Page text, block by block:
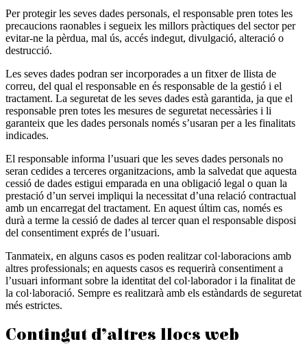
Per protegir les seves dades personals, el responsable pren totes les
precaucions raonables i segueix les millors pràctiques del sector per
evitar-ne la pèrdua, mal ús, accés indegut, divulgació, alteració o
destrucció.
Les seves dades podran ser incorporades a un fitxer de llista de
correu, del qual el responsable en és responsable de la gestió i el
tractament. La seguretat de les seves dades està garantida, ja que el
responsable pren totes les mesures de seguretat necessàries i li
garanteix que les dades personals només s’usaran per a les finalitats
indicades.
El responsable informa l’usuari que les seves dades personals no
seran cedides a terceres organitzacions, amb la salvedat que aquesta
cessió de dades estigui emparada en una obligació legal o quan la
prestació d’un servei impliqui la necessitat d’una relació contractual
amb un encarregat del tractament. En aquest últim cas, només es
durà a terme la cessió de dades al tercer quan el responsable disposi
del consentiment exprés de l’usuari.
Tanmateix, en alguns casos es poden realitzar col·laboracions amb
altres professionals; en aquests casos es requerirà consentiment a
l’usuari informant sobre la identitat del col·laborador i la finalitat de
la col·laboració. Sempre es realitzarà amb els estàndards de seguretat
més estrictes.
Contingut d’altres llocs web